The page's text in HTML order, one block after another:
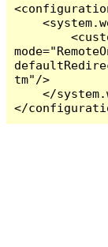
    <system.web>
        <customErrors
tm"/>
    </system.web>
</